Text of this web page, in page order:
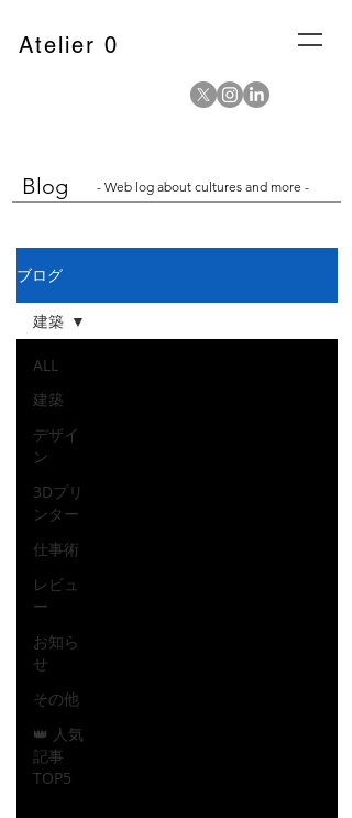
Atelier 0
Blog - Web log about cultures and more -
ブログ
ALL
建築
デザイ
ン
3Dプリ
ンター
仕事術
レビュ
ー
お知ら
せ
その他
👑 人気
記事
TOP5
建築